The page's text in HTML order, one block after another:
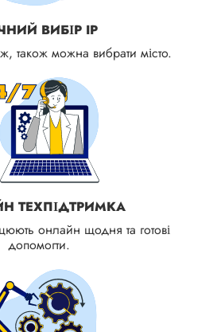
ВИБІР IP
також можна вибрати місто.
ТЕХПІДТРИМКА
онлайн щодня та готові
допомогти.